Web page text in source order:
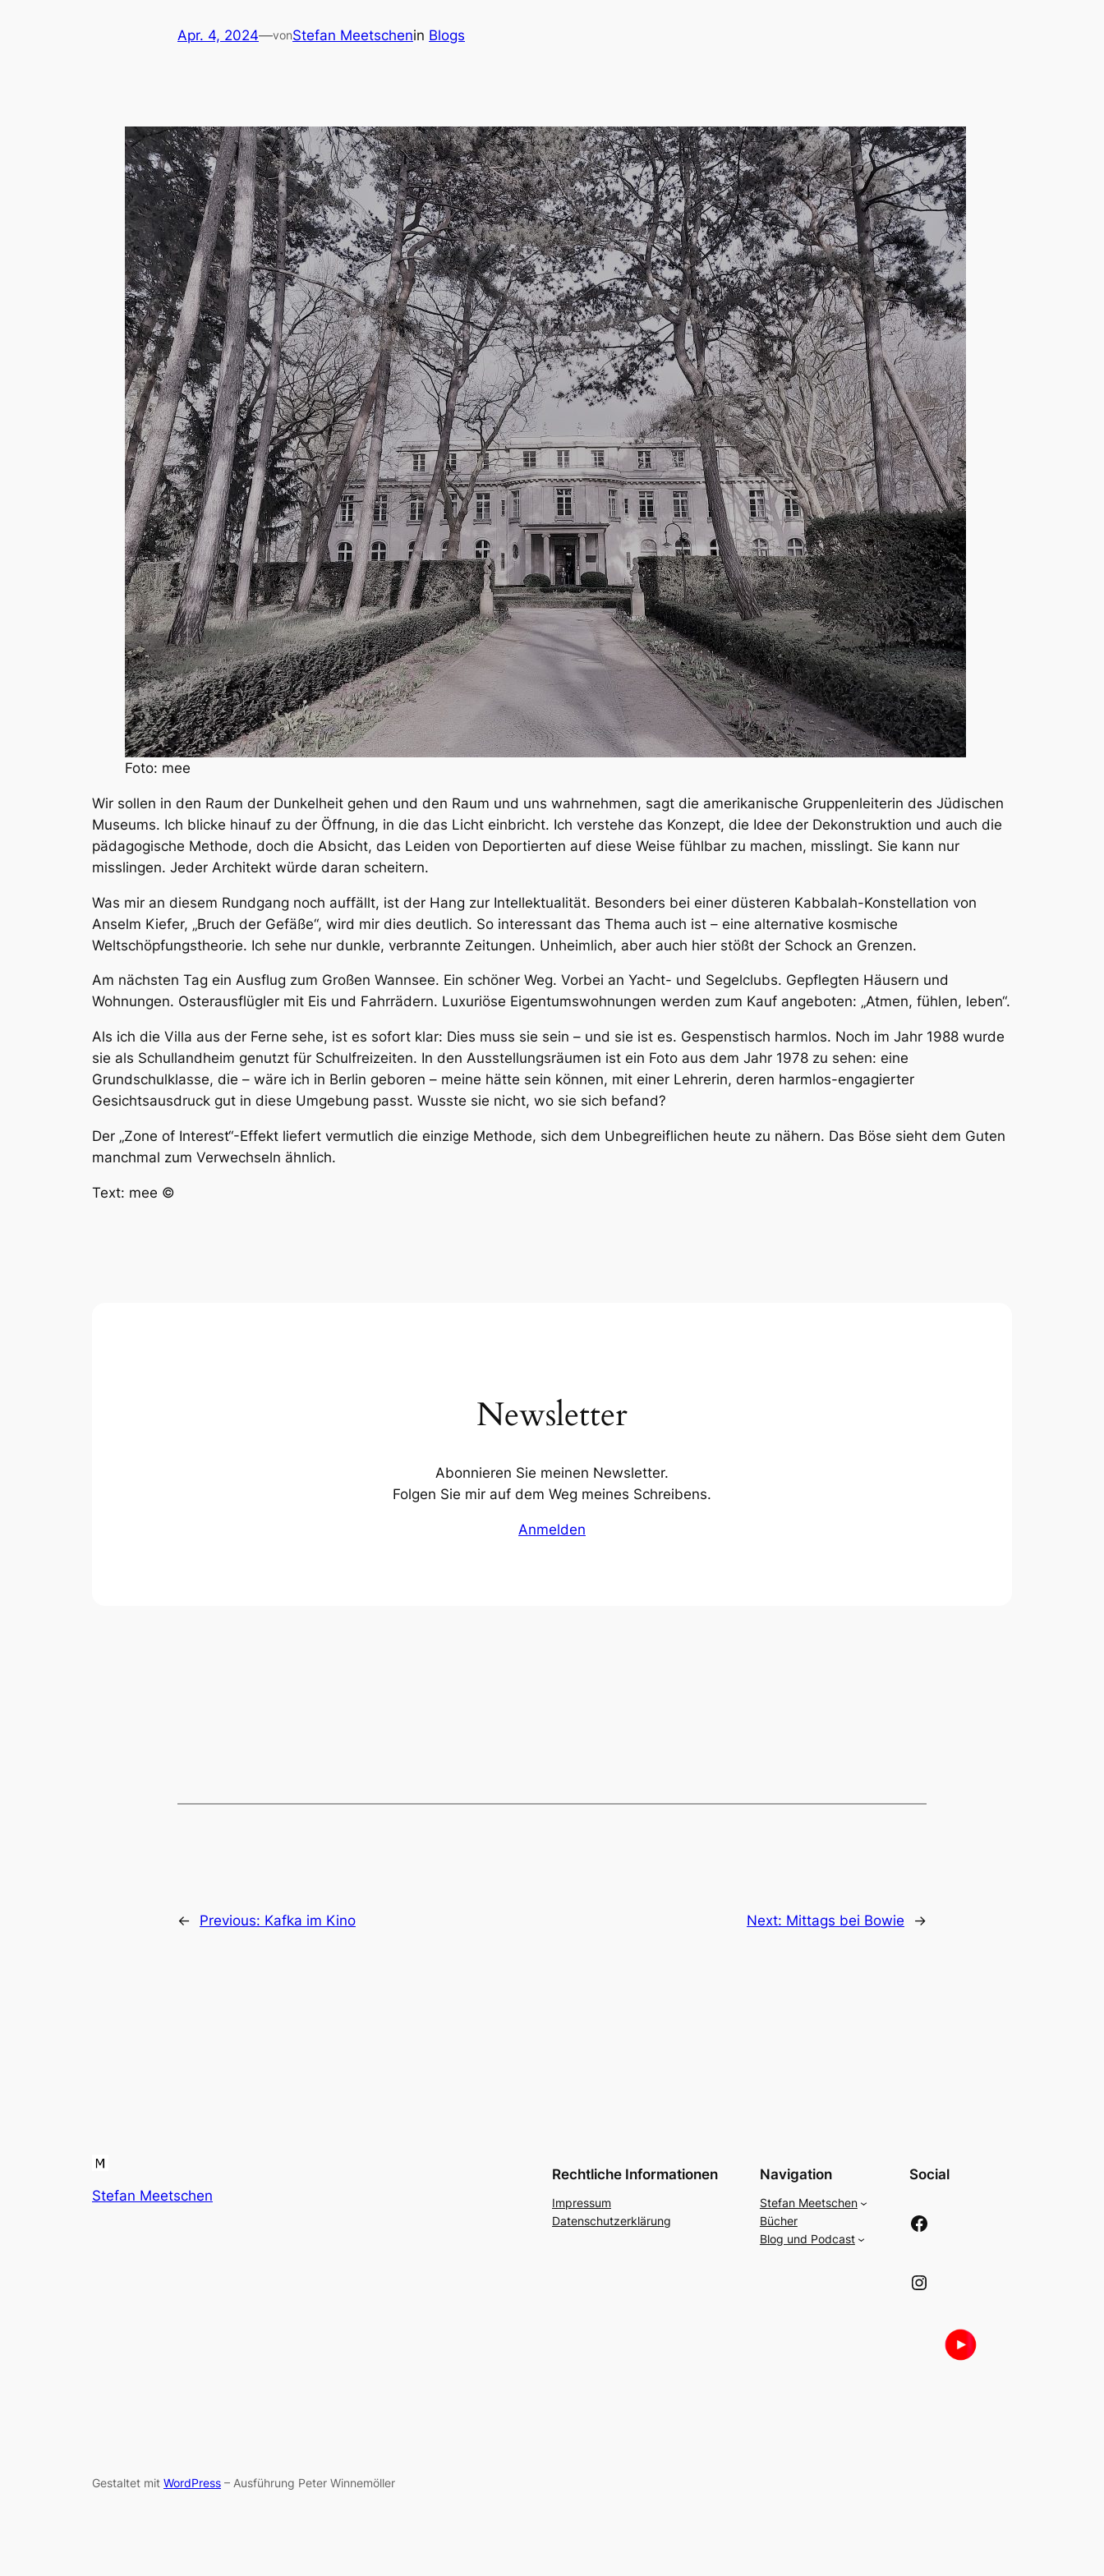
Apr. 4, 2024—vonStefan Meetschenin Blogs
Foto: mee
Wir sollen in den Raum der Dunkelheit gehen und den Raum und uns wahrnehmen, sagt die amerikanische Gruppenleiterin des Jüdischen
Museums. Ich blicke hinauf zu der Öffnung, in die das Licht einbricht. Ich verstehe das Konzept, die Idee der Dekonstruktion und auch die
pädagogische Methode, doch die Absicht, das Leiden von Deportierten auf diese Weise fühlbar zu machen, misslingt. Sie kann nur
misslingen. Jeder Architekt würde daran scheitern.
Was mir an diesem Rundgang noch auffällt, ist der Hang zur Intellektualität. Besonders bei einer düsteren Kabbalah-Konstellation von
Anselm Kiefer, „Bruch der Gefäße“, wird mir dies deutlich. So interessant das Thema auch ist – eine alternative kosmische
Weltschöpfungstheorie. Ich sehe nur dunkle, verbrannte Zeitungen. Unheimlich, aber auch hier stößt der Schock an Grenzen.
Am nächsten Tag ein Ausflug zum Großen Wannsee. Ein schöner Weg. Vorbei an Yacht- und Segelclubs. Gepflegten Häusern und
Wohnungen. Osterausflügler mit Eis und Fahrrädern. Luxuriöse Eigentumswohnungen werden zum Kauf angeboten: „Atmen, fühlen, leben“.
Als ich die Villa aus der Ferne sehe, ist es sofort klar: Dies muss sie sein – und sie ist es. Gespenstisch harmlos. Noch im Jahr 1988 wurde
sie als Schullandheim genutzt für Schulfreizeiten. In den Ausstellungsräumen ist ein Foto aus dem Jahr 1978 zu sehen: eine
Grundschulklasse, die – wäre ich in Berlin geboren – meine hätte sein können, mit einer Lehrerin, deren harmlos-engagierter
Gesichtsausdruck gut in diese Umgebung passt. Wusste sie nicht, wo sie sich befand?
Der „Zone of Interest“-Effekt liefert vermutlich die einzige Methode, sich dem Unbegreiflichen heute zu nähern. Das Böse sieht dem Guten
manchmal zum Verwechseln ähnlich.
Text: mee ©
Newsletter
Abonnieren Sie meinen Newsletter.
Folgen Sie mir auf dem Weg meines Schreibens.
Anmelden
← Previous: Kafka im Kino Next: Mittags bei Bowie →
Stefan Meetschen
Rechtliche Informationen
Impressum
Datenschutzerklärung
Navigation
Stefan Meetschen
Bücher
Blog und Podcast
Social
Facebook
Instagram
Gestaltet mit WordPress – Ausführung Peter Winnemöller